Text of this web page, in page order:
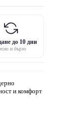
до 10 дни
и бързо
и комфорт